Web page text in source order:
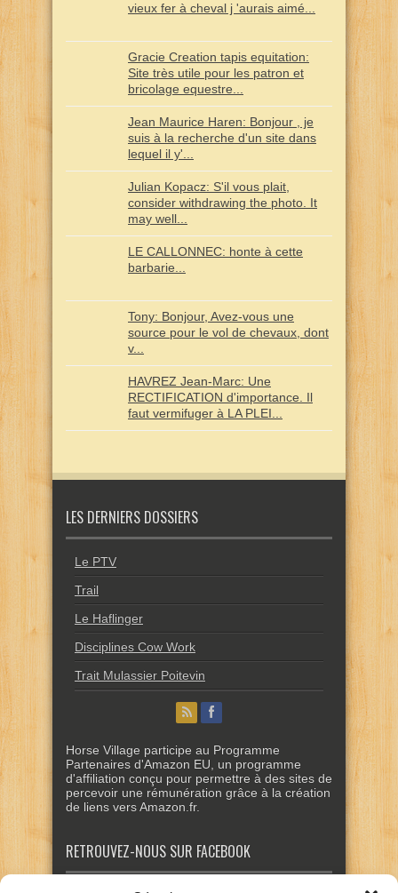
vieux fer à cheval j 'aurais aimé...
Gracie Creation tapis equitation:
Site très utile pour les patron et
bricolage equestre...
Jean Maurice Haren: Bonjour , je
suis à la recherche d'un site dans
lequel il y'...
Julian Kopacz: S'il vous plait,
consider withdrawing the photo. It
may well...
LE CALLONNEC: honte à cette
barbarie...
Tony: Bonjour, Avez-vous une
source pour le vol de chevaux, dont
v...
HAVREZ Jean-Marc: Une
RECTIFICATION d'importance. Il
faut vermifuger à LA PLEI...
LES DERNIERS DOSSIERS
Le PTV
Trail
Le Haflinger
Disciplines Cow Work
Trait Mulassier Poitevin
Horse Village participe au Programme
Partenaires d'Amazon EU, un programme
d'affiliation conçu pour permettre à des sites de
percevoir une rémunération grâce à la création
de liens vers Amazon.fr.
RETROUVEZ-NOUS SUR FACEBOOK